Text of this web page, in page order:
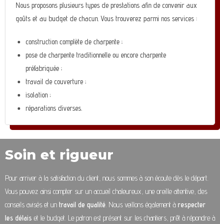
Nous proposons plusieurs types de prestations afin de convenir aux
goûts et au budget de chacun. Vous trouverez parmi nos services :
construction complète de charpente ;
pose de charpente traditionnelle ou encore charpente
préfabriquée ;
travail de couverture ;
isolation ;
réparations diverses.
Soin et rigueur
Pour arriver à la satisfaction du client, nous sommes à son écoute dès le départ.
Vous pouvez ainsi compter sur un accueil chaleureux, une oreille attentive, des
conseils avisés et un travail de qualité . Nous veillons également à respecter
les délais et le budget. Le patron est présent sur les chantiers, prêt à répondre à